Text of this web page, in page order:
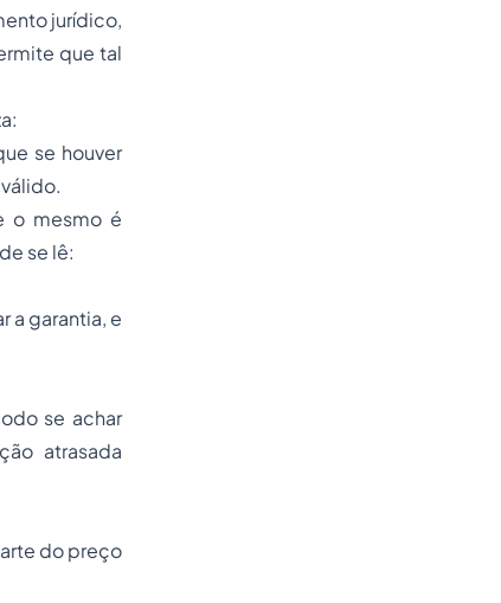
jurídico,
que tal
se houver
o mesmo é
se lê:
a garantia, e
se achar
atrasada
do preço